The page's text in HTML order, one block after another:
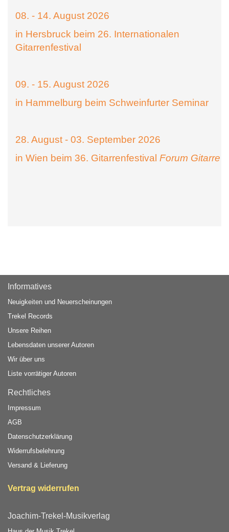
08. - 14. August 2026
in Hersbruck beim 26. Internationalen
Gitarrenfestival
09. - 15. August 2026
in Hammelburg beim Schweinfurter Seminar
28. August - 03. September 2026
in Wien beim 36. Gitarrenfestival Forum Gitarre
Informatives
Neuigkeiten und Neuerscheinungen
Trekel Records
Unsere Reihen
Lebensdaten unserer Autoren
Wir über uns
Liste vorrätiger Autoren
Rechtliches
Impressum
AGB
Datenschutzerklärung
Widerrufsbelehrung
Versand & Lieferung
Vertrag widerrufen
Joachim-Trekel-Musikverlag